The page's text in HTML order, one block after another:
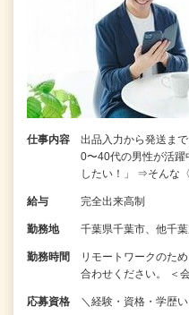
仕事内容
出品入力から発送ま
0〜40代の男性が活躍
したい！」 ⇒そんな
給与 完全出来高制
勤務地 千葉県千葉市、他千
勤務時間
リモートワークのた
合わせください。 ＜
応募資格 ＼経験・資格・学歴